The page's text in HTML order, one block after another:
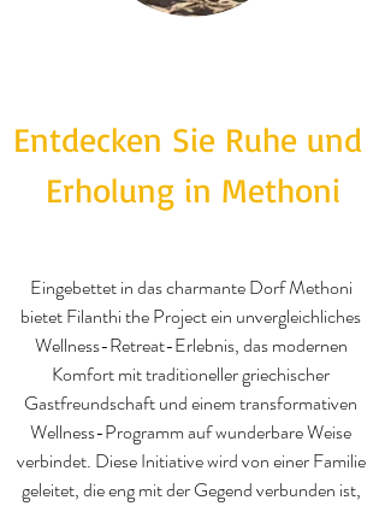
Entdecken Sie Ruhe und
Erholung in Methoni
Eingebettet in das charmante Dorf Methoni
bietet Filanthi the Project ein unvergleichliches
Wellness-Retreat-Erlebnis, das modernen
Komfort mit traditioneller griechischer
Gastfreundschaft und einem transformativen
Wellness-Programm auf wunderbare Weise
verbindet. Diese Initiative wird von einer Familie
geleitet, die eng mit der Gegend verbunden ist,